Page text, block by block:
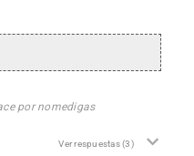
por nomedigas
Ver respuestas(3)